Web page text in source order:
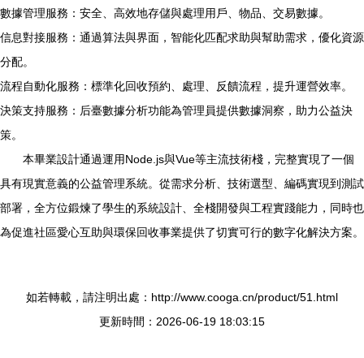
數據管理服務：安全、高效地存儲與處理用戶、物品、交易數據。
信息對接服務：通過算法與界面，智能化匹配求助與幫助需求，優化資源
分配。
流程自動化服務：標準化回收預約、處理、反饋流程，提升運營效率。
決策支持服務：后臺數據分析功能為管理員提供數據洞察，助力公益決
策。
本畢業設計通過運用Node.js與Vue等主流技術棧，完整實現了一個
具有現實意義的公益管理系統。從需求分析、技術選型、編碼實現到測試
部署，全方位鍛煉了學生的系統設計、全棧開發與工程實踐能力，同時也
為促進社區愛心互助與環保回收事業提供了切實可行的數字化解決方案。
如若轉載，請注明出處：http://www.cooga.cn/product/51.html
更新時間：2026-06-19 18:03:15